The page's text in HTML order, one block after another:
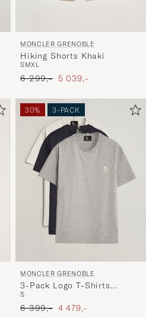
MONCLER GRENOBLE
Hiking Shorts Khaki
SMXL
Ordinær pris
6 299,- Nedsatt pris
5 039,-
30% 3-PACK
MONCLER GRENOBLE
3-Pack Logo T-Shirts
White/Grey/Black
S
Ordinær pris
6 399,- Nedsatt pris
4 479,-